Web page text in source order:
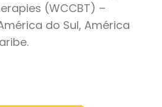
(WCCBT) –
do Sul, América